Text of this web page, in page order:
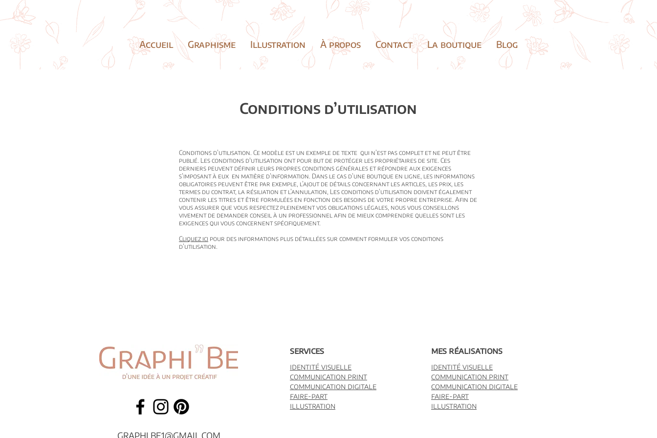
Accueil Graphisme Illustration À propos Contact La boutique Blog
Conditions d’utilisation
Conditions d’utilisation. Ce modèle est un exemple de texte qui n’est pas complet et ne peut être
publié. Les conditions d'utilisation ont pour but de protéger les propriétaires de site. Ces
derniers peuvent définir leurs propres conditions générales et répondre aux exigences
s’imposant à eux en matière d’information. Dans le cas d’une boutique en ligne, les informations
obligatoires peuvent être par exemple, l’ajout de détails concernant les articles, les prix, les
termes du contrat, la résiliation et l’annulation, Les conditions d’utilisation doivent également
contenir les titres et être formulées en fonction des besoins de votre propre entreprise. Afin de
vous assurer que vous respectez pleinement vos obligations légales, nous vous conseillons
vivement de demander conseil à un professionnel afin de mieux comprendre quelles sont les
exigences qui vous concernent spécifiquement.
Cliquez ici pour des informations plus détaillées sur comment formuler vos conditions
d’utilisation.
GRAPHI.BE1@GMAIL.COM
services
identité visuelle
communication print
communication digitale
faire-part
illustration
mes réalisations
identité visuelle
communication print
communication digitale
faire-part
illustration